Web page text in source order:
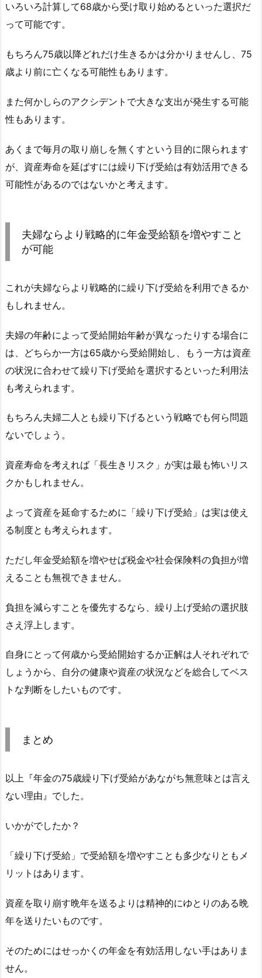
いろいろ計算して68歳から受け取り始めるといった選択だ
って可能です。
もちろん75歳以降どれだけ生きるかは分かりませんし、75
歳より前に亡くなる可能性もあります。
また何かしらのアクシデントで大きな支出が発生する可能
性もあります。
あくまで毎月の取り崩しを無くすという目的に限られます
が、資産寿命を延ばすには繰り下げ受給は有効活用できる
可能性があるのではないかと考えます。
夫婦ならより戦略的に年金受給額を増やすこと
が可能
これが夫婦ならより戦略的に繰り下げ受給を利用できるか
もしれません。
夫婦の年齢によって受給開始年齢が異なったりする場合に
は、どちらか一方は65歳から受給開始し、もう一方は資産
の状況に合わせて繰り下げ受給を選択するといった利用法
も考えられます。
もちろん夫婦二人とも繰り下げるという戦略でも何ら問題
ないでしょう。
資産寿命を考えれば「長生きリスク」が実は最も怖いリス
クかもしれません。
よって資産を延命するために「繰り下げ受給」は実は使え
る制度とも考えられます。
ただし年金受給額を増やせば税金や社会保険料の負担が増
えることも無視できません。
負担を減らすことを優先するなら、繰り上げ受給の選択肢
さえ浮上します。
自身にとって何歳から受給開始するか正解は人それぞれで
しょうから、自分の健康や資産の状況などを総合してベス
トな判断をしたいものです。
まとめ
以上『年金の75歳繰り下げ受給があながち無意味とは言え
ない理由』でした。
いかがでしたか？
「繰り下げ受給」で受給額を増やすことも多少なりともメ
リットはあります。
資産を取り崩す晩年を送るよりは精神的にゆとりのある晩
年を送りたいものです。
そのためにはせっかくの年金を有効活用しない手はありま
せん。